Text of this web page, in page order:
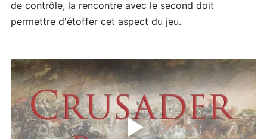
de contrôle, la rencontre avec le second doit
permettre d'étoffer cet aspect du jeu.